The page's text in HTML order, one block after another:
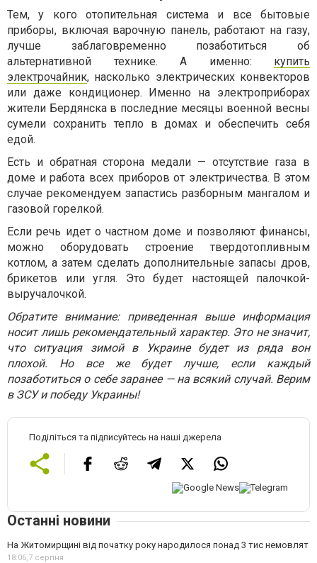
Тем, у кого отопительная система и все бытовые
приборы, включая варочную панель, работают на газу,
лучше заблаговременно позаботиться об
альтернативной технике. А именно: купить
электрочайник, насколько электрических конвекторов
или даже кондиционер. Именно на электроприборах
жители Бердянска в последние месяцы военной весны
сумели сохранить тепло в домах и обеспечить себя
едой.
Есть и обратная сторона медали — отсутствие газа в
доме и работа всех приборов от электричества. В этом
случае рекомендуем запастись разборным мангалом и
газовой горелкой.
Если речь идет о частном доме и позволяют финансы,
можно оборудовать строение твердотопливным
котлом, а затем сделать дополнительные запасы дров,
брикетов или угля. Это будет настоящей палочкой-
выручалочкой.
Обратите внимание: приведенная выше информация
носит лишь рекомендательный характер. Это не значит,
что ситуация зимой в Украине будет из ряда вон
плохой. Но все же будет лучше, если каждый
позаботиться о себе заранее — на всякий случай. Верим
в ЗСУ и победу Украины!
Поділіться та підписуйтесь на наші джерела
Останні новини
На Житомирщині від початку року народилося понад 3 тис немовлят
18:06, 7 серпня